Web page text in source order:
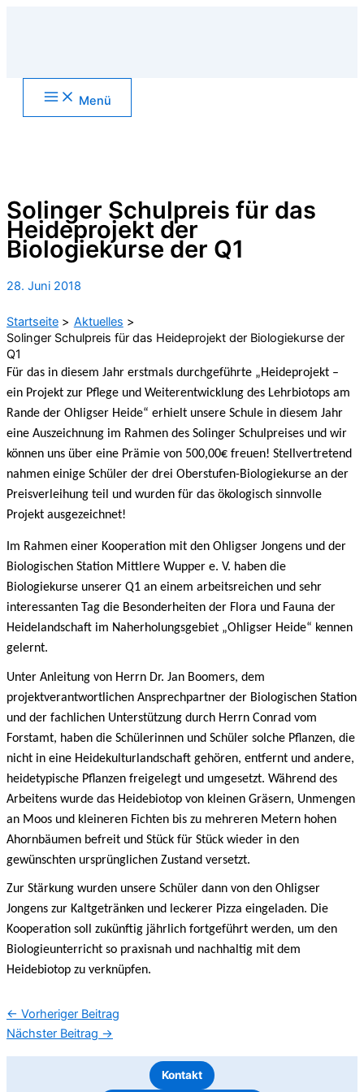
Main
Menu Menü
Solinger Schulpreis für das
Heideprojekt der
Biologiekurse der Q1
28. Juni 2018
Startseite
Aktuelles
Solinger Schulpreis für das Heideprojekt der Biologiekurse der
Q1
Für das in diesem Jahr erstmals durchgeführte „Heideprojekt –
ein Projekt zur Pflege und Weiterentwicklung des Lehrbiotops am
Rande der Ohligser Heide“ erhielt unsere Schule in diesem Jahr
eine Auszeichnung im Rahmen des Solinger Schulpreises und wir
können uns über eine Prämie von 500,00€ freuen! Stellvertretend
nahmen einige Schüler der drei Oberstufen-Biologiekurse an der
Preisverleihung teil und wurden für das ökologisch sinnvolle
Projekt ausgezeichnet!
Im Rahmen einer Kooperation mit den Ohligser Jongens und der
Biologischen Station Mittlere Wupper e. V. haben die
Biologiekurse unserer Q1 an einem arbeitsreichen und sehr
interessanten Tag die Besonderheiten der Flora und Fauna der
Heidelandschaft im Naherholungsgebiet „Ohligser Heide“ kennen
gelernt.
Unter Anleitung von Herrn Dr. Jan Boomers, dem
projektverantwortlichen Ansprechpartner der Biologischen Station
und der fachlichen Unterstützung durch Herrn Conrad vom
Forstamt, haben die Schülerinnen und Schüler solche Pflanzen, die
nicht in eine Heidekulturlandschaft gehören, entfernt und andere,
heidetypische Pflanzen freigelegt und umgesetzt. Während des
Arbeitens wurde das Heidebiotop von kleinen Gräsern, Unmengen
an Moos und kleineren Fichten bis zu mehreren Metern hohen
Ahornbäumen befreit und Stück für Stück wieder in den
gewünschten ursprünglichen Zustand versetzt.
Zur Stärkung wurden unsere Schüler dann von den Ohligser
Jongens zur Kaltgetränken und leckerer Pizza eingeladen. Die
Kooperation soll zukünftig jährlich fortgeführt werden, um den
Biologieunterricht so praxisnah und nachhaltig mit dem
Heidebiotop zu verknüpfen.
← Vorheriger Beitrag
Nächster Beitrag →
Kontakt